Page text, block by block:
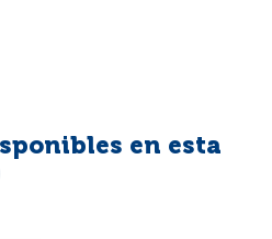
en esta